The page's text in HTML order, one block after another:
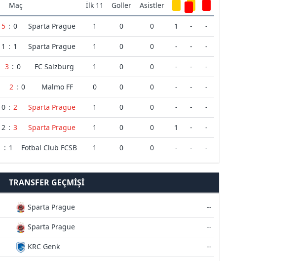
Maç İlk 11 Goller Asistler
5 : 0 Sparta Prague 1 0 0 1 - -
1 : 1 Sparta Prague 1 0 0 - - -
3 : 0 FC Salzburg 1 0 0 - - -
2 : 0 Malmo FF 0 0 0 - - -
0 : 2 Sparta Prague 1 0 0 - - -
2 : 3 Sparta Prague 1 0 0 1 - -
: 1 Fotbal Club FCSB 1 0 0 - - -
TRANSFER GEÇMIŞI
Sparta Prague --
Sparta Prague --
KRC Genk --